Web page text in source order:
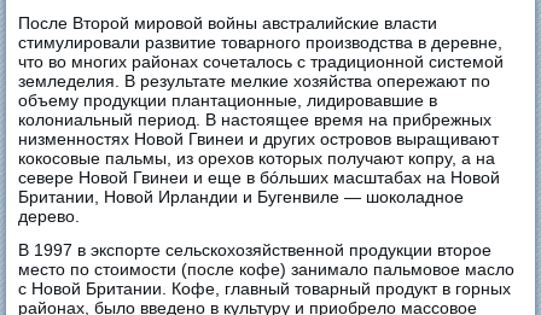
После Второй мировой войны австралийские власти
стимулировали развитие товарного производства в деревне,
что во многих районах сочеталось с традиционной системой
земледелия. В результате мелкие хозяйства опережают по
объему продукции плантационные, лидировавшие в
колониальный период. В настоящее время на прибрежных
низменностях Новой Гвинеи и других островов выращивают
кокосовые пальмы, из орехов которых получают копру, а на
севере Новой Гвинеи и еще в бóльших масштабах на Новой
Британии, Новой Ирландии и Бугенвиле — шоколадное
дерево.
В 1997 в экспорте сельскохозяйственной продукции второе
место по стоимости (после кофе) занимало пальмовое масло
с Новой Британии. Кофе, главный товарный продукт в горных
районах, было введено в культуру и приобрело массовое